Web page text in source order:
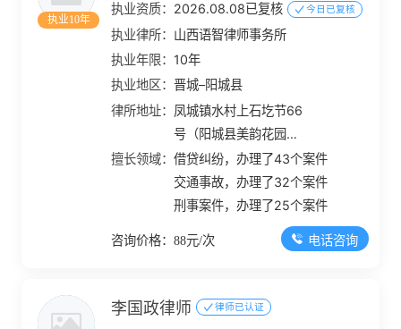
执业10年
执业资质： 2026.08.08已复核 今日已复核
执业律所： 山西语智律师事务所
执业年限： 10年
执业地区：晋城–阳城县
律所地址： 凤城镇水村上石圪节66
号（阳城县美韵花园大
酒店旁绿道入口100
米）
擅长领域：借贷纠纷，办理了43个案件
交通事故，办理了32个案件
刑事案件，办理了25个案件
咨询价格：88元/次 电话咨询
李国政律师 律师已认证